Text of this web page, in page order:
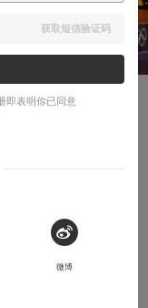
获取短信验证码
即表明你已同意
微博